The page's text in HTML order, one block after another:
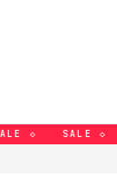
◇ SALE ◇